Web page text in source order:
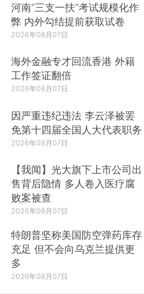
河南“三支一扶”考试规模化作
弊 内外勾结提前获取试卷
2026年08月07日
海外金融专才回流香港 外籍
工作签证翻倍
2026年08月07日
因严重违纪违法 李云泽被罢
免第十四届全国人大代表职务
2026年08月07日
【我闻】光大旗下上市公司出
售背后隐情 多人卷入医疗腐
败案被查
2026年08月07日
特朗普坚称美国防空弹药库存
充足 但不会向乌克兰提供更
多
2026年08月07日